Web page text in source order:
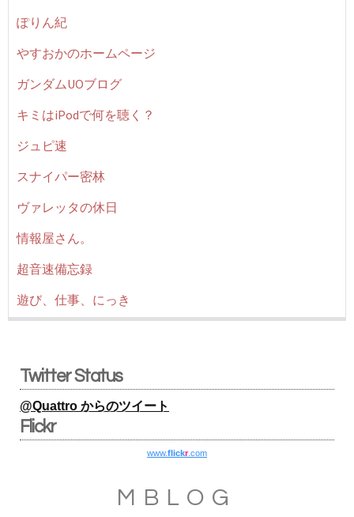
ぽりん紀
やすおかのホームページ
ガンダムUOブログ
キミはiPodで何を聴く？
ジュピ速
スナイパー密林
ヴァレッタの休日
情報屋さん。
超音速備忘録
遊び、仕事、にっき
Twitter Status
@Quattro からのツイート
Flickr
www.flickr.com
MBLOG